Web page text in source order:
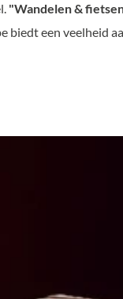
"Wandelen &
biedt een veelheid